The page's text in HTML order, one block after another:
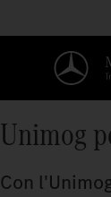
Unimog
Con